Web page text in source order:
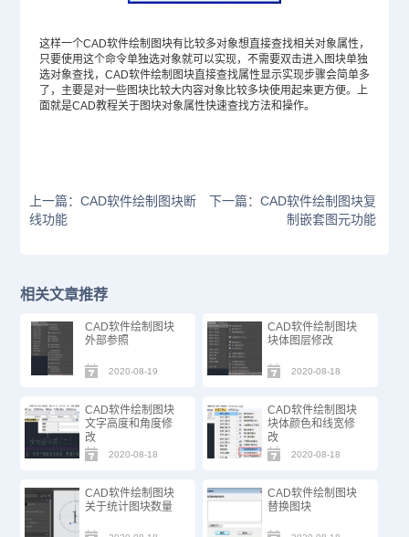
这样一个CAD软件绘制图块有比较多对象想直接查找相关对象属性，
只要使用这个命令单独选对象就可以实现，不需要双击进入图块单独
选对象查找，CAD软件绘制图块直接查找属性显示实现步骤会简单多
了，主要是对一些图块比较大内容对象比较多块使用起来更方便。上
面就是CAD教程关于图块对象属性快速查找方法和操作。
上一篇：CAD软件绘制图块断
线功能
下一篇：CAD软件绘制图块复
制嵌套图元功能
相关文章推荐
CAD软件绘制图块
外部参照
2020-08-19
CAD软件绘制图块
块体图层修改
2020-08-18
CAD软件绘制图块
文字高度和角度修
改
2020-08-18
CAD软件绘制图块
块体颜色和线宽修
改
2020-08-18
CAD软件绘制图块
关于统计图块数量
CAD软件绘制图块
替换图块